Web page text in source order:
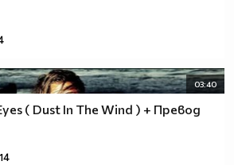
03:40
( Dust In The Wind ) + Превод